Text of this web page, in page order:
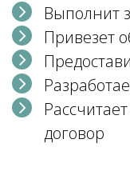
Выполнит
Привезет
договор